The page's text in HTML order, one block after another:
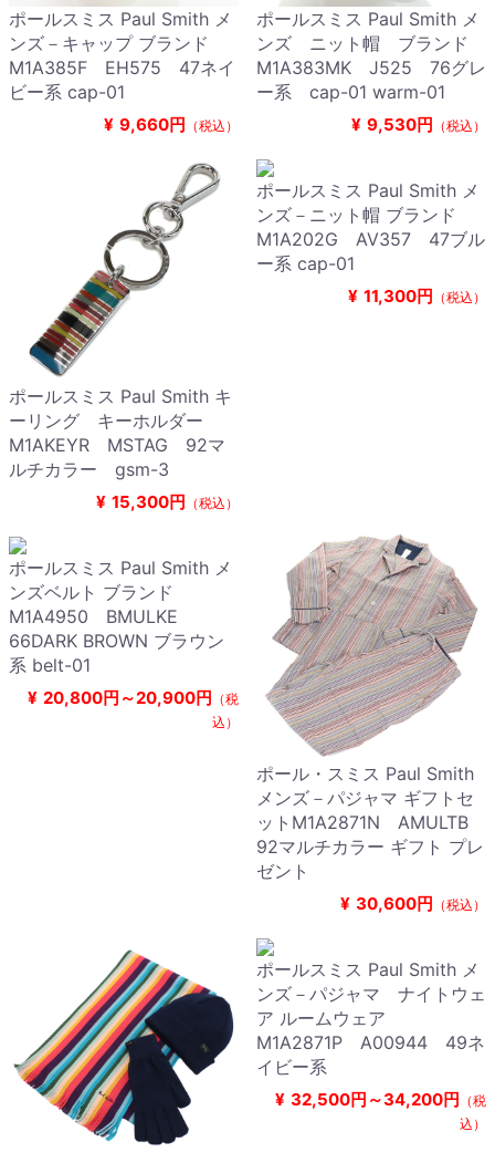
ポールスミス Paul Smith メ
ンズ－キャップ ブランド
M1A385F EH575 47ネイ
ビー系 cap-01
¥ 9,660円 （税込）
ポールスミス Paul Smith メ
ンズ ニット帽 ブランド
M1A383MK J525 76グレ
ー系 cap-01 warm-01
¥ 9,530円 （税込）
ポールスミス Paul Smith キ
ーリング キーホルダー
M1AKEYR MSTAG 92マ
ルチカラー gsm-3
¥ 15,300円 （税込）
ポールスミス Paul Smith メ
ンズ－ニット帽 ブランド
M1A202G AV357 47ブル
ー系 cap-01
¥ 11,300円 （税込）
ポールスミス Paul Smith メ
ンズベルト ブランド
M1A4950 BMULKE
66DARK BROWN ブラウン
系 belt-01
¥ 20,800円～20,900円 （税
込）
ポール・スミス Paul Smith
メンズ－パジャマ ギフトセ
ットM1A2871N AMULTB
92マルチカラー ギフト プレ
ゼント
¥ 30,600円 （税込）
ポールスミス Paul Smith メ
ンズ－パジャマ ナイトウェ
ア ルームウェア
M1A2871P A00944 49ネ
イビー系
¥ 32,500円～34,200円 （税
込）